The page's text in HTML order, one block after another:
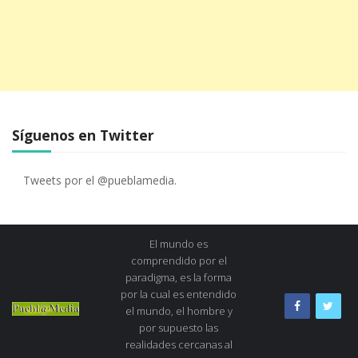
Síguenos en Twitter
Tweets por el @pueblamedia.
El mundo es
comprendido por el
paradigma, es la forma
por la cual es entendido
el mundo, el hombre y
por supuesto las
realidades cercanas al